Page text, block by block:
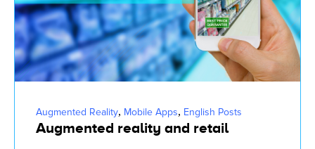
Augmented Reality, Mobile Apps, English Posts
Augmented reality and retail